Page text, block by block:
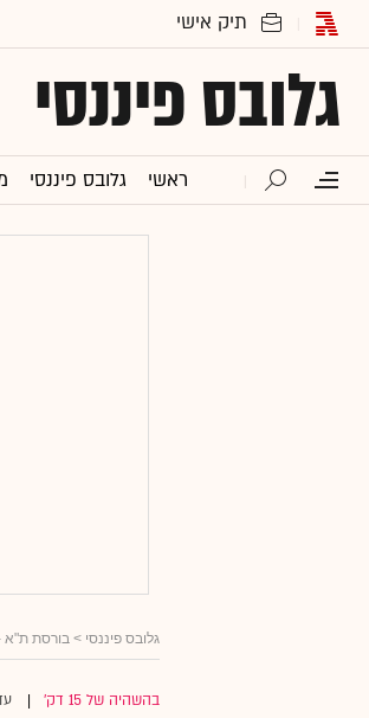
גלובס פיננסי
ראשי גלובס פיננסי
גלובס פיננסי > בורסת ת"א
בהשהיה של 15 דק'